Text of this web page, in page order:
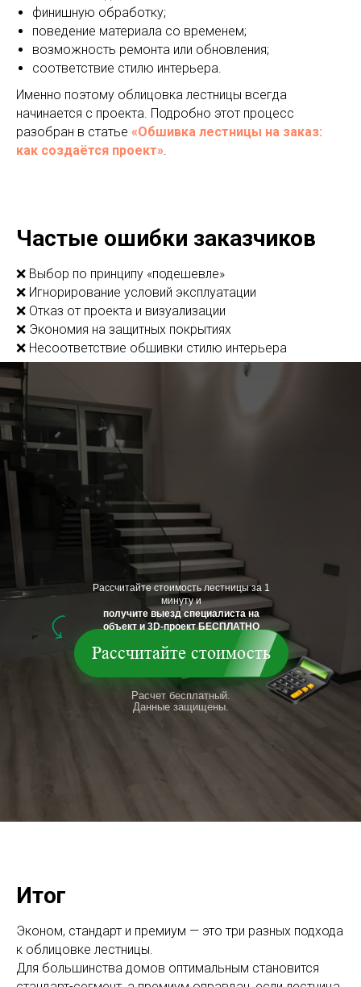
финишную обработку;
поведение материала со временем;
возможность ремонта или обновления;
соответствие стилю интерьера.
Именно поэтому облицовка лестницы всегда
начинается с проекта. Подробно этот процесс
разобран в статье «Обшивка лестницы на заказ:
как создаётся проект».
Частые ошибки заказчиков
❌ Выбор по принципу «подешевле»
❌ Игнорирование условий эксплуатации
❌ Отказ от проекта и визуализации
❌ Экономия на защитных покрытиях
❌ Несоответствие обшивки стилю интерьера
Рассчитайте стоимость
Расчет бесплатный.
Данные защищены.
Рассчитайте стоимость лестницы за 1
минуту и
получите выезд специалиста на
объект и 3D-проект БЕСПЛАТНО
Итог
Эконом, стандарт и премиум — это три разных подхода
к облицовке лестницы.
Для большинства домов оптимальным становится